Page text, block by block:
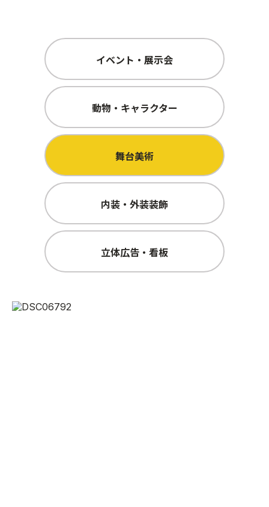
イベント・展示会
動物・キャラクター
舞台美術
内装・外装装飾
立体広告・看板